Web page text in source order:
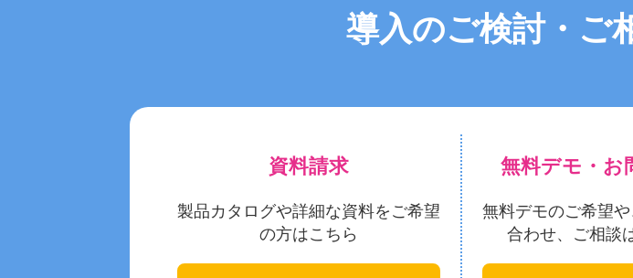
導入のご検討・ご
資料請求
製品カタログや詳細な資料をご希望
の方はこちら
無料デモ・お
無料デモのご希望
合わせ、ご相談